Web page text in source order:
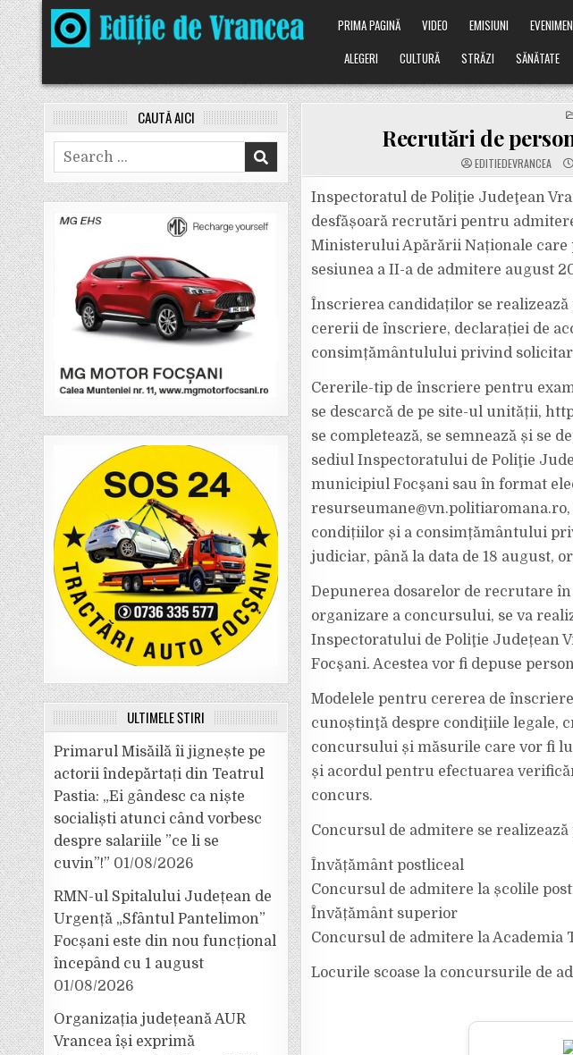
Skip
to
content
PRIMA PAGINĂ VIDEO EMISIUNI
ALEGERI
CULTURĂ STRĂZI SĂNĂTATE
Recrutări de
EDITIEDEVRANCEA
Inspectoratul de Poliţie Judeţean
desfășoară recrutări pentru
Ministerului Apărării Naționale care
sesiunea a II-a de admitere august
Înscrierea candidaților se realizează
cererii de înscriere, declarației de
consimțământulului privind
Cererile-tip de înscriere pentru
se descarcă de pe site-ul unității,
se completează, se semnează și se
sediul Inspectoratului de Poliţie
municipiul Focşani sau în format
condițiilor și a consimțământului
judiciar, până la data de 18 august,
Depunerea dosarelor de recrutare
organizare a concursului, se va
Inspectoratului de Poliţie Județean
Focşani. Acestea vor fi depuse
Modelele pentru cererea de
cunoștinţă despre condiţiile legale,
concursului și măsurile care vor fi
și acordul pentru efectuarea
concurs.
Concursul de admitere se
Învățământ postliceal
Concursul de admitere la școlile
Învățământ superior
Concursul de admitere la Academia
Locurile scoase la concursurile de
CAUTĂ AICI
Search
for:
ULTIMELE ȘTIRI
Primarul Misăilă îi jignește pe
actorii îndepărtați din Teatrul
Pastia: „Ei gândesc ca niște
socialiști atunci când vorbesc
despre salariile ”ce li se
cuvin”!” 01/08/2026
RMN-ul Spitalului Județean de
Urgență „Sfântul Pantelimon”
Focșani este din nou funcțional
începând cu 1 august
01/08/2026
Organizația județeană AUR
Vrancea își exprimă